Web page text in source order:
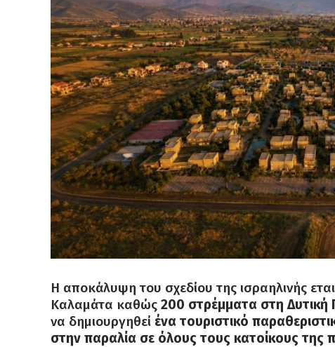
Η αποκάλυψη του σχεδίου της ισραηλινής
Καλαμάτα καθώς 200 στρέμματα στη Δυτική
να δημιουργηθεί ένα τουριστικό
στην παραλία σε όλους τους κατοίκους της